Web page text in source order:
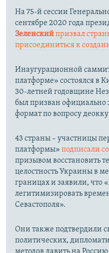
На 75-й сессии
сентябре 2020 года
Зеленскийпризвал
присоединиться к
Инаугурационной
платформе» состоялся в
30-летней годовщине
был призван официально
формат по вопросу
43 страны – участницы
платформы» подписали
призывом восстановить
целостность Украины в
границах и заявили, что
легитимизировать
Севастополя».
Они также подтвердили
политических,